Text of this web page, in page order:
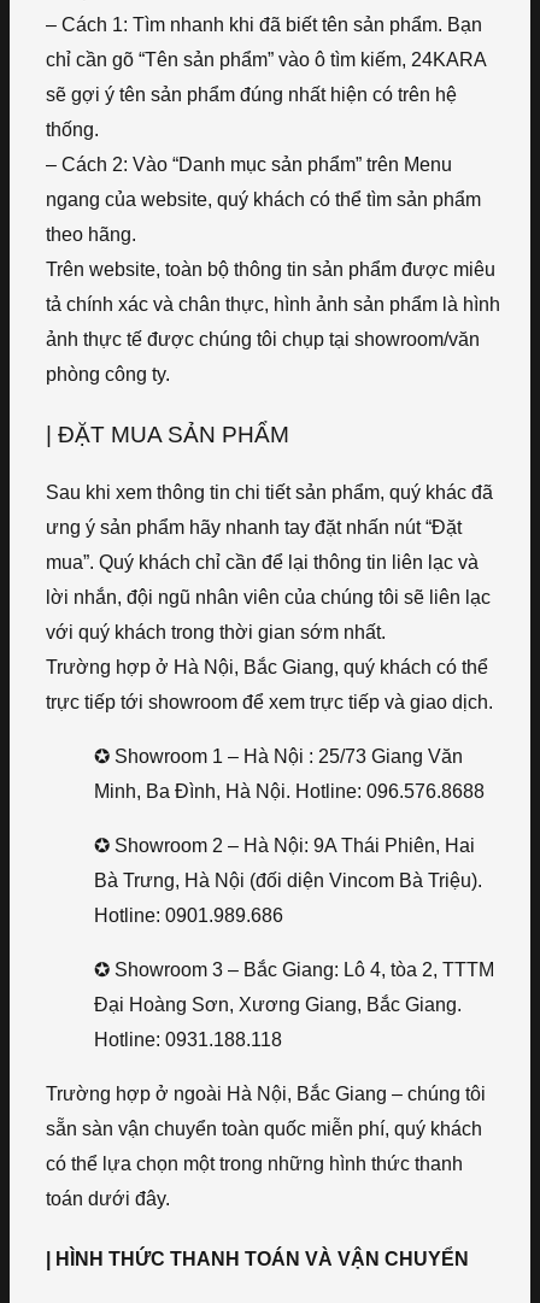
– Cách 1: Tìm nhanh khi đã biết tên sản phẩm. Bạn
chỉ cần gõ “Tên sản phẩm” vào ô tìm kiếm, 24KARA
sẽ gợi ý tên sản phẩm đúng nhất hiện có trên hệ
thống.
– Cách 2: Vào “Danh mục sản phẩm” trên Menu
ngang của website, quý khách có thể tìm sản phẩm
theo hãng.
Trên website, toàn bộ thông tin sản phẩm được miêu
tả chính xác và chân thực, hình ảnh sản phẩm là hình
ảnh thực tế được chúng tôi chụp tại showroom/văn
phòng công ty.
| ĐẶT MUA SẢN PHẨM
Sau khi xem thông tin chi tiết sản phẩm, quý khác đã
ưng ý sản phẩm hãy nhanh tay đặt nhấn nút “Đặt
mua”. Quý khách chỉ cần để lại thông tin liên lạc và
lời nhắn, đội ngũ nhân viên của chúng tôi sẽ liên lạc
với quý khách trong thời gian sớm nhất.
Trường hợp ở Hà Nội, Bắc Giang, quý khách có thể
trực tiếp tới showroom để xem trực tiếp và giao dịch.
✪ Showroom 1 – Hà Nội : 25/73 Giang Văn
Minh, Ba Đình, Hà Nội. Hotline: 096.576.8688
✪ Showroom 2 – Hà Nội: 9A Thái Phiên, Hai
Bà Trưng, Hà Nội (đối diện Vincom Bà Triệu).
Hotline: 0901.989.686
✪ Showroom 3 – Bắc Giang: Lô 4, tòa 2, TTTM
Đại Hoàng Sơn, Xương Giang, Bắc Giang.
Hotline: 0931.188.118
Trường hợp ở ngoài Hà Nội, Bắc Giang – chúng tôi
sẵn sàn vận chuyển toàn quốc miễn phí, quý khách
có thể lựa chọn một trong những hình thức thanh
toán dưới đây.
| HÌNH THỨC THANH TOÁN VÀ VẬN CHUYỂN